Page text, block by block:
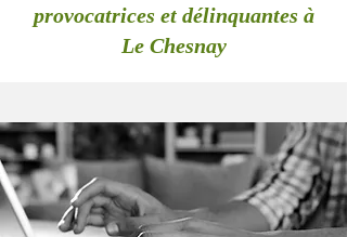
provocatrices et délinquantes à
Le Chesnay